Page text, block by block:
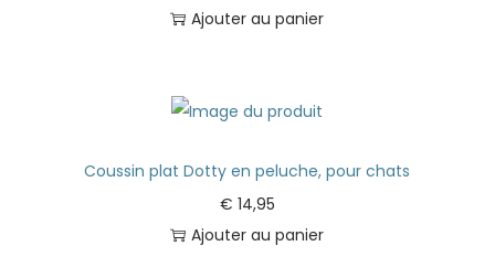
Ajouter au panier
Coussin plat Dotty en peluche, pour chats
€ 14,95
Ajouter au panier